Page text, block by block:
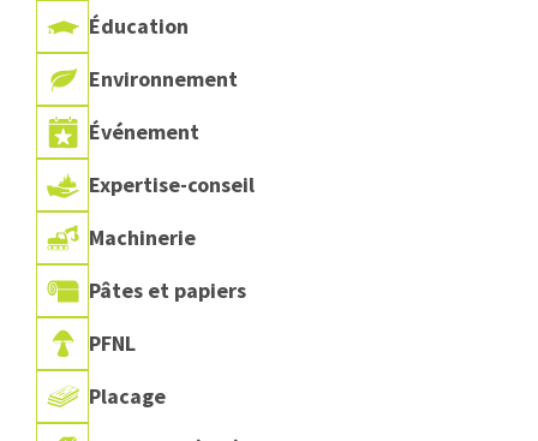
Éducation
Environnement
Événement
Expertise-conseil
Machinerie
Pâtes et papiers
PFNL
Placage